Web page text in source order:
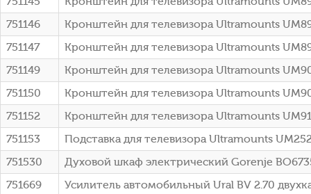
751146
Кронштейн для телевизора Ultramounts
751147
Кронштейн для телевизора Ultramounts
751149
Кронштейн для телевизора Ultramounts
751150
Кронштейн для телевизора Ultramounts
751152
Кронштейн для телевизора Ultramounts
751153
Подставка для телевизора Ultramounts
751530
Духовой шкаф электрический Gorenje
751669
Усилитель автомобильный Ural BV 2.70